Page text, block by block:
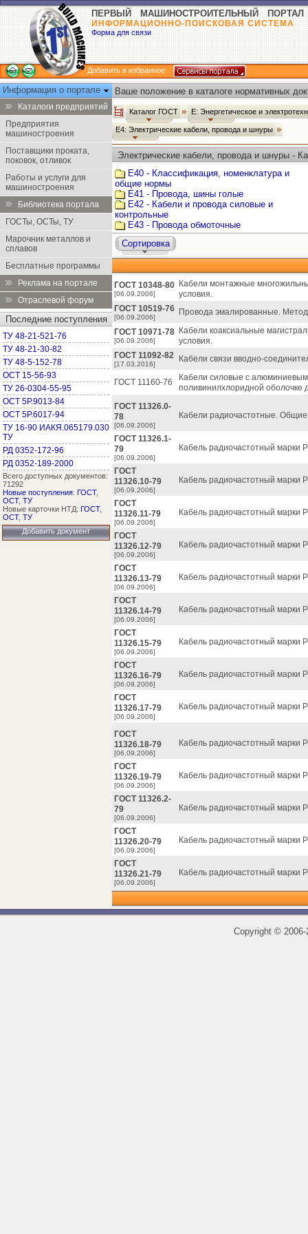
ПЕРВЫЙ МАШИНОСТРОИТЕЛЬНЫЙ ПОРТАЛ
ИНФОРМАЦИОННО-ПОИСКОВАЯ СИСТЕМА
Форма для связи
Добавить в избранное
Информация о портале
Каталоги предприятий
Предприятия
машиностроения
Поставщики проката,
поковок, отливок
Работы и услуги для
машиностроения
Библиотека портала
ГОСТы, ОСТы, ТУ
Марочник металлов и
сплавов
Бесплатные программы
Реклама на портале
Отраслевой форум
Последние поступления
ТУ 48-21-521-76
ТУ 48-21-30-82
ТУ 48-5-152-78
ОСТ 15-56-93
ТУ 26-0304-55-95
ОСТ 5Р.9013-84
ОСТ 5Р.6017-94
ТУ 16-90 ИАКЯ.065179.030
ТУ
РД 0352-172-96
РД 0352-189-2000
Всего доступных документов:
71292
Новые поступления: ГОСТ,
ОСТ, ТУ
Новые карточки НТД: ГОСТ,
ОСТ, ТУ
Добавить документ
Ваше положение в каталоге нормативных
Каталог ГОСТ Е: Энергетическое и
Е4: Электрические кабели, провода и шнуры
Электрические кабели, провода и шнуры -
Е40 - Классификация, номенклатура и
общие нормы
Е41 - Провода, шины голые
Е42 - Кабели и провода силовые и
контрольные
Е43 - Провода обмоточные
Сортировка
ГОСТ 10348-80
[06.09.2006]
Кабели монтажные
условия.
ГОСТ 10519-76
[06.09.2006]
Провода эмалированные. Метод
ГОСТ 10971-78
[06.09.2006]
Кабели коаксиальные
условия.
ГОСТ 11092-82
[17.03.2016]
Кабели связи вводно-
ГОСТ 11160-76
Кабели силовые с
поливинилхлоридной оболочке
ГОСТ 11326.0-
78
[06.09.2006]
Кабели радиочастотные. Общие
ГОСТ 11326.1-
79
[06.09.2006]
Кабель радиочастотный марки
ГОСТ
11326.10-79
[06.09.2006]
Кабель радиочастотный марки
ГОСТ
11326.11-79
[06.09.2006]
Кабель радиочастотный марки
ГОСТ
11326.12-79
[06.09.2006]
Кабель радиочастотный марки
ГОСТ
11326.13-79
[06.09.2006]
Кабель радиочастотный марки
ГОСТ
11326.14-79
[06.09.2006]
Кабель радиочастотный марки
ГОСТ
11326.15-79
[06.09.2006]
Кабель радиочастотный марки
ГОСТ
11326.16-79
[06.09.2006]
Кабель радиочастотный марки
ГОСТ
11326.17-79
[06.09.2006]
Кабель радиочастотный марки
ГОСТ
11326.18-79
[06.09.2006]
Кабель радиочастотный марки
ГОСТ
11326.19-79
[06.09.2006]
Кабель радиочастотный марки
ГОСТ 11326.2-
79
[06.09.2006]
Кабель радиочастотный марки
ГОСТ
11326.20-79
[06.09.2006]
Кабель радиочастотный марки
ГОСТ
11326.21-79
[06.09.2006]
Кабель радиочастотный марки
Copyright ©